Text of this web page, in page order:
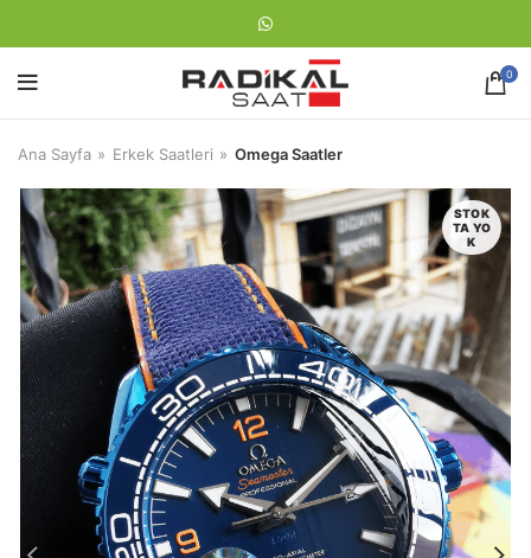
0
Ana Sayfa Erkek Saatleri Omega Saatler
STOK
TA YO
K